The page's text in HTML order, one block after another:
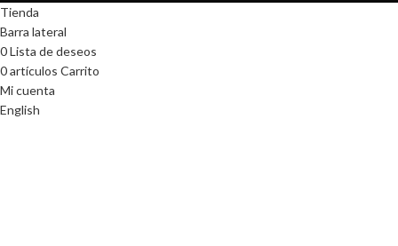
Tienda
Barra lateral
0Lista de deseos
0artículos Carrito
Mi cuenta
English